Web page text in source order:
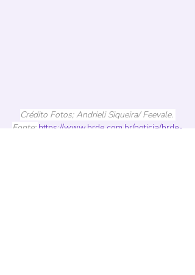
Crédito Fotos; Andrieli Siqueira/ Feevale.
Fonte: https://www.brde.com.br/noticia/brde-